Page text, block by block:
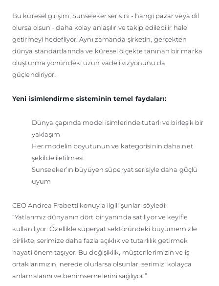
Bu küresel girişim, Sunseeker serisini - hangi pazar veya dil
olursa olsun - daha kolay anlaşılır ve takip edilebilir hale
getirmeyi hedefliyor. Aynı zamanda şirketin, gerçekten
dünya standartlarında ve küresel ölçekte tanınan bir marka
oluşturma yönündeki uzun vadeli vizyonunu da
güçlendiriyor.
Yeni isimlendirme sisteminin temel faydaları:
Dünya çapında model isimlerinde tutarlı ve birleşik bir
yaklaşım
Her modelin boyutunun ve kategorisinin daha net
şekilde iletilmesi
Sunseeker’ın büyüyen süperyat serisiyle daha güçlü
uyum
CEO Andrea Frabetti konuyla ilgili şunları söyledi:
“Yatlarımız dünyanın dört bir yanında satılıyor ve keyifle
kullanılıyor. Özellikle süperyat sektöründeki büyümemizle
birlikte, serimize daha fazla açıklık ve tutarlılık getirmek
hayati önem taşıyor. Bu değişiklik, müşterilerimizin ve iş
ortaklarımızın, nerede olurlarsa olsunlar, serimizi kolayca
anlamalarını ve benimsemelerini sağlıyor.”